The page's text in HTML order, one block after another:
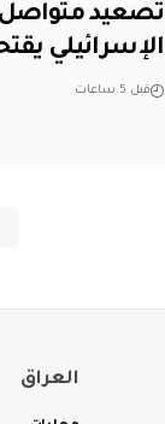
تصعيد
الإسرائيلي
قبل 5 ساعات
العراق